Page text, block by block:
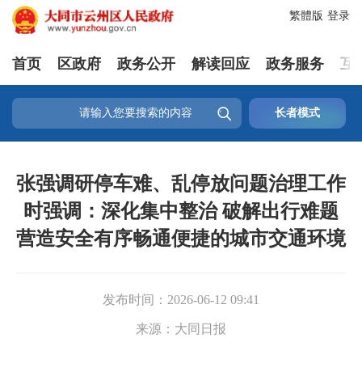
登录
繁體版
首页 区政府 政务公开 解读回应 政务服务 互
 长者模式
张强调研停车难、乱停放问题治理工作
时强调：深化集中整治 破解出行难题
营造安全有序畅通便捷的城市交通环境
发布时间： 2026-06-12 09:41
来源： 大同日报